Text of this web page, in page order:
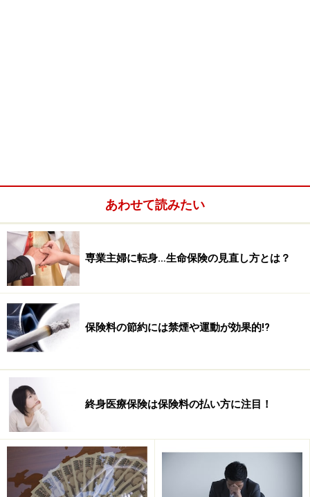
付サービスを利用できます。要支援１～２の場合は、重
（一部）等の介護予防給付サービスを利用できます。介
護サービスを利用する人は、原則としてサービスにかか
った費用の1割を負担します。
■介護保険の注意点
サービスを利用するのに65歳以上の第1号被保険者は介
護が必要となった原因を問われませんが、40～64歳の第
2号被保険者は介護が必要になった原因がかなり限定さ
れています。例えば交通事故や労災事故等によるものは
対象外となっています。ですから64歳までの24年間は介
護サービスを利用することなく、介護が必要な高齢者の
為に保険料の負担だけする人がほとんどになります。な
お、39歳までの人は公的な介護保険制度に関わらないの
あわせて読みたい
専業主婦に転身…生命保険の見直し方とは？
保険料の節約には禁煙や運動が効果的!?
終身医療保険は保険料の払い方に注目！